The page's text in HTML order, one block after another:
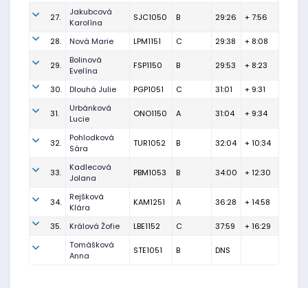
27.
Jakubcová
Karolína
SJC1050 B 29:26 + 7:56
28. Nová Marie LPM1151 C 29:38 + 8:08
29.
Bolinová
Evelína
FSP1150 B 29:53 + 8:23
30. Dlouhá Julie PGP1051 C 31:01 + 9:31
31.
Urbánková
Lucie
ONO1150 A 31:04 + 9:34
32.
Pohlodková
Sára
TUR1052 B 32:04 + 10:34
33.
Kadlecová
Jolana
PBM1053 B 34:00 + 12:30
34.
Rejšková
Klára
KAM1251 A 36:28 + 14:58
35. Králová Žofie LBE1152 C 37:59
+ 16:29
Tomášková
Anna
STE1051 B DNS